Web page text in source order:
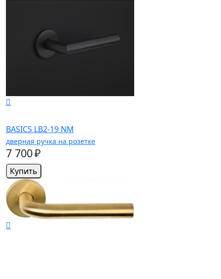
BASICS LB2-19 NM
дверная ручка на розетке
7 700 ₽
Купить